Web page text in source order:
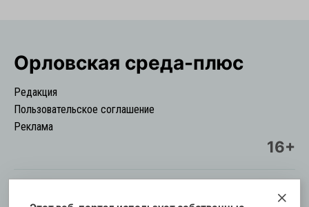
Орловская cреда-плюс
Редакция
Пользовательское соглашение
Реклама
16+